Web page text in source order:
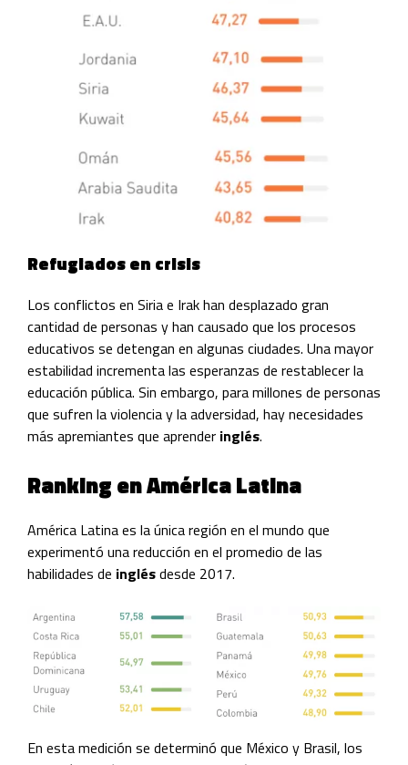
Refugiados en crisis
Los conflictos en Siria e Irak han desplazado gran
cantidad de personas y han causado que los procesos
educativos se detengan en algunas ciudades. Una mayor
estabilidad incrementa las esperanzas de restablecer la
educación pública. Sin embargo, para millones de personas
que sufren la violencia y la adversidad, hay necesidades
más apremiantes que aprender inglés.
Ranking en América Latina
América Latina es la única región en el mundo que
experimentó una reducción en el promedio de las
habilidades de inglésdesde 2017.
En esta medición se determinó que México y Brasil, los